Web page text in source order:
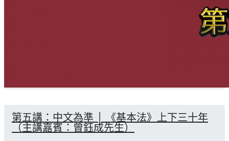
第五講：中文為準 │ 《基本法》上下三十年
（主講嘉賓：曾鈺成先生）